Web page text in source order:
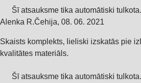
Šī atsauksme tika automātiski tulkota.
Alenka R.Čehija, 08. 06. 2021
Skaists komplekts, lieliski izskatās pie
kvalitātes materiāls.
Šī atsauksme tika automātiski tulkota.